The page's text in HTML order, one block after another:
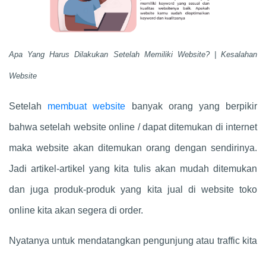
Apa Yang Harus Dilakukan Setelah Memiliki Website? | Kesalahan
Website
Setelah membuat website banyak orang yang berpikir
bahwa setelah website online / dapat ditemukan di internet
maka website akan ditemukan orang dengan sendirinya.
Jadi artikel-artikel yang kita tulis akan mudah ditemukan
dan juga produk-produk yang kita jual di website toko
online kita akan segera di order.
Nyatanya untuk mendatangkan pengunjung atau traffic kita